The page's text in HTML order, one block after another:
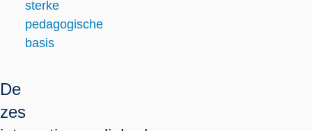
sterke
pedagogische
basis
De
zes